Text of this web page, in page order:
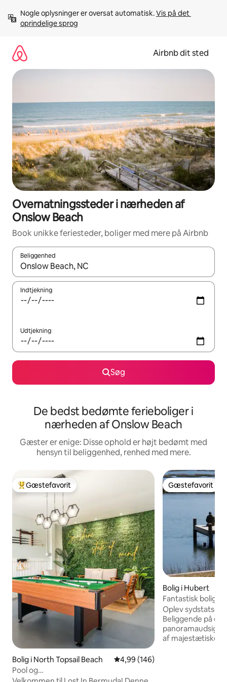
videre
Nogle oplysninger er oversat automatisk. Vis på det
oprindelige sprog
Airbnb dit sted
Overnatningssteder i nærheden af
Onslow Beach
Book unikke feriesteder, boliger med mere på Airbnb
Beliggenhed
Når resultaterne er tilgængelige, skal du navigere med
Indtjekning
Udtjekning
Søg
De bedst bedømte ferieboliger i
nærheden af Onslow Beach
Gæster er enige: Disse ophold er højt bedømt med
hensyn til beliggenhed, renhed med mere.
Bedste gæstefavorit
Gæstefavorit
Bolig i North Topsail Beach 4,99 ud af 5 i gennemsnitlig
4,99 (146)
Pool og
strand|Spilrum|Udsigt|Træningsrum
Gæstefavorit
Gæstefavorit
Bolig i Hubert
Fantastisk bolig
dockingstation
Oplev
Beliggende på
panoramaudsigt
af majestætiske